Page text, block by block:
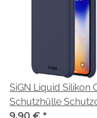
SiGN Liquid Silikon
Schutzhülle